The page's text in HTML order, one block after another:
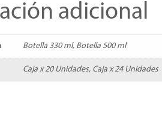
adicional
Botella 330 ml, Botella 500 ml
Caja x 20 Unidades, Caja x 24 Unidades